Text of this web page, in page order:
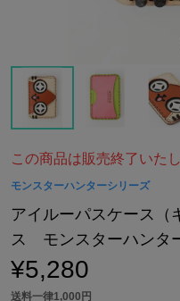
この商品は販売終了いた
モンスターハンターシリーズ
アイルーパスケース
ス モンスターハンタ
¥5,280
送料一律1,000円